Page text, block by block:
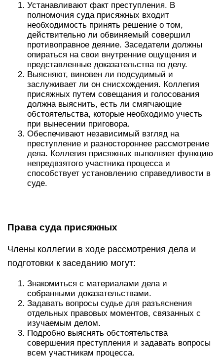
Устанавливают факт преступления. В
полномочия суда присяжных входит
необходимость принять решение о том,
действительно ли обвиняемый совершил
противоправное деяние. Заседатели должны
опираться на свои внутренние ощущения и
представленные доказательства по делу.
Выясняют, виновен ли подсудимый и
заслуживает ли он снисхождения. Коллегия
присяжных путем совещания и голосования
должна выяснить, есть ли смягчающие
обстоятельства, которые необходимо учесть
при вынесении приговора.
Обеспечивают независимый взгляд на
преступление и разностороннее рассмотрение
дела. Коллегия присяжных выполняет функцию
непредвзятого участника процесса и
способствует установлению справедливости в
суде.
Права суда присяжных
Члены коллегии в ходе рассмотрения дела и
подготовки к заседанию могут:
Знакомиться с материалами дела и
собранными доказательствами.
Задавать вопросы судье для разъяснения
отдельных правовых моментов, связанных с
изучаемым делом.
Подробно выяснять обстоятельства
совершения преступления и задавать вопросы
всем участникам процесса.